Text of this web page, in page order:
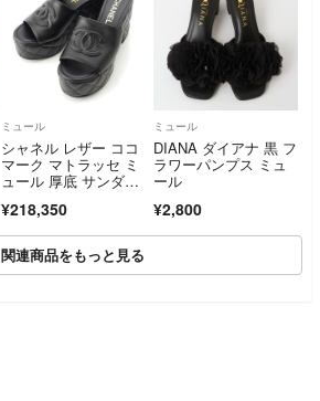
ミュール
シャネル レザー ココ
マーク マトラッセ ミ
ュール 厚底 サンダ
8C【中古】
¥218,350
ミュール
DIANA ダイアナ 黒 フ
ラワーパンプス ミュ
ール
¥2,800
関連商品をもっと見る